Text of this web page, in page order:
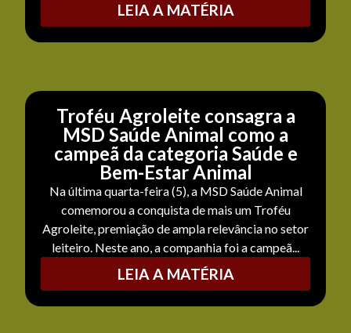
LEIA A MATÉRIA
Troféu Agroleite consagra a
MSD Saúde Animal como a
campeã da categoria Saúde e
Bem-Estar Animal
Na última quarta-feira (5), a MSD Saúde Animal
comemorou a conquista de mais um Troféu
Agroleite, premiação de ampla relevância no setor
leiteiro. Neste ano, a companhia foi a campeã...
LEIA A MATÉRIA